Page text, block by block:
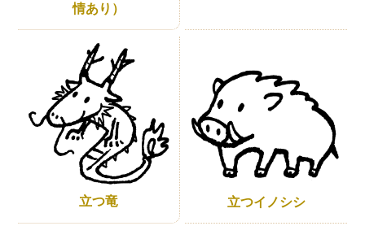
情あり）
立つ竜 立つイノシシ